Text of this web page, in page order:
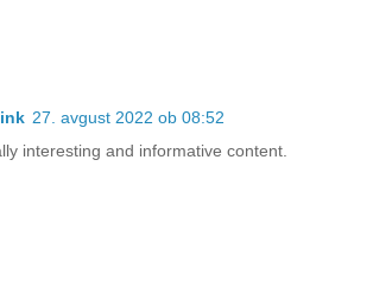
27. avgust 2022 ob 08:52
interesting and informative content.